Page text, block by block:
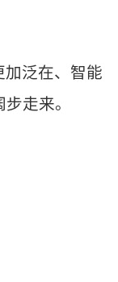
加泛在、智能
走来。